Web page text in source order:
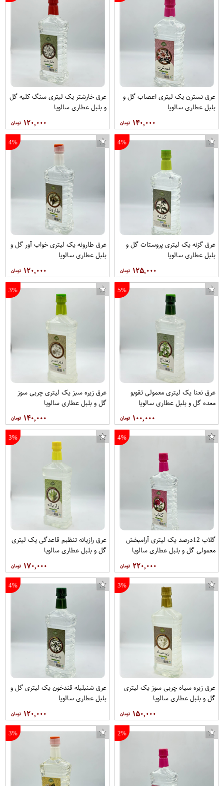
عرق نسترن یک لیتری اعصاب گل و
بلبل عطاری سالویا
۱۴۰,۰۰۰
عرق خارشتر یک لیتری سنگ کلیه گل
و بلبل عطاری سالویا
۱۲۰,۰۰۰
4%
عرق گزنه یک لیتری پروستات گل و
بلبل عطاری سالویا
۱۲۵,۰۰۰
4%
عرق طارونه یک لیتری خواب آور گل و
بلبل عطاری سالویا
۱۲۰,۰۰۰
5%
عرق نعنا یک لیتری معمولی تقوبو
معده گل و بلبل عطاری سالویا
۱۰۰,۰۰۰
3%
عرق زیره سبز یک لیتری چربی سوز
گل و بلبل عطاری سالویا
۱۴۰,۰۰۰
4%
گلاب 12درصد یک لیتری آرامبخش
معمولی گل و بلبل عطاری سالویا
۲۲۰,۰۰۰
3%
عرق رازیانه تنظبم قاعدگی یک لیتری
گل و بلبل عطاری سالویا
۱۷۰,۰۰۰
3%
عرق زیره سیاه چربی سوز یک لیتری
گل و بلبل عطاری سالویا
۱۵۰,۰۰۰
4%
عرق شنبلیله قندخون یک لیتری گل و
بلبل عطاری سالویا
۱۲۰,۰۰۰
2%
3%